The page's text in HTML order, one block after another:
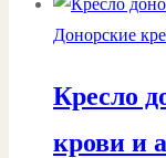
Донорские
Кресло
крови и